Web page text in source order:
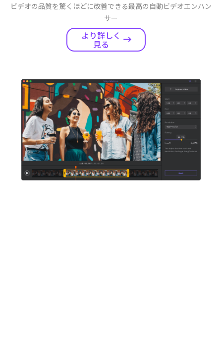
ビデオの品質を驚くほどに改善できる最高の自動ビデオエンハン
サー
より詳しく
見る